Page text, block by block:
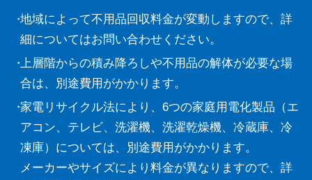
地域によって不用品回収料金が変動しますので、詳
細についてはお問い合わせください。
上層階からの積み降ろしや不用品の解体が必要な場
合は、別途費用がかかります。
家電リサイクル法により、6つの家庭用電化製品（エ
アコン、テレビ、洗濯機、洗濯乾燥機、冷蔵庫、冷
凍庫）については、別途費用がかかります。
メーカーやサイズにより料金が異なりますので、詳